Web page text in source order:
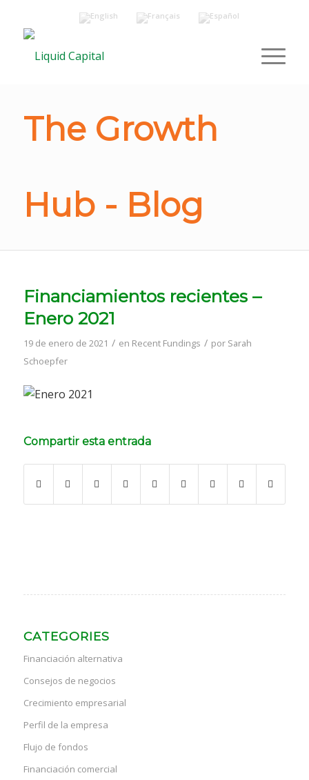
The Growth
Hub - Blog
Financiamientos recientes –
Enero 2021
19 de enero de 2021 / en Recent Fundings / por Sarah
Schoepfer
Compartir esta entrada
CATEGORIES
Financiación alternativa
Consejos de negocios
Crecimiento empresarial
Perfil de la empresa
Flujo de fondos
Financiación comercial